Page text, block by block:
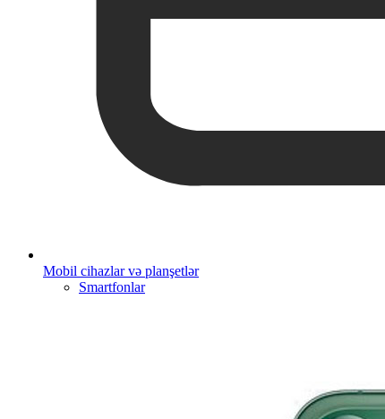
Mobil cihazlar və planşetlər
Smartfonlar